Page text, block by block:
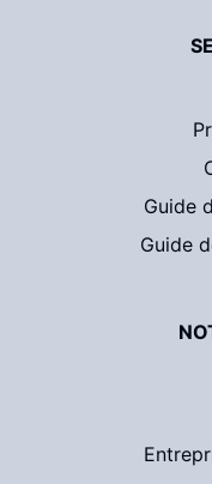
Guide
Guide